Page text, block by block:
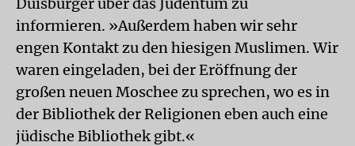
informieren. »Außerdem haben wir sehr
engen Kontakt zu den hiesigen Muslimen. Wir
waren eingeladen, bei der Eröffnung der
großen neuen Moschee zu sprechen, wo es in
der Bibliothek der Religionen eben auch eine
jüdische Bibliothek gibt.«